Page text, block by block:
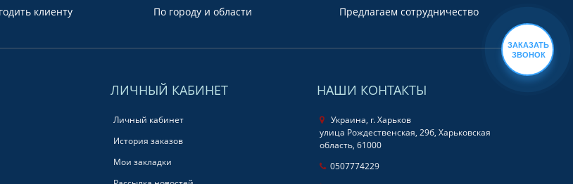
клиенту По городу и области Предлагаем сотрудничество
ЛИЧНЫЙ КАБИНЕТ
Личный кабинет
История заказов
Мои закладки
НАШИ КОНТАКТЫ
Украина, г. Харьков
улица Рождественская, 29б, Харьковская
область, 61000
0507774229
ЗАКАЗАТЬ
ЗВОНОК